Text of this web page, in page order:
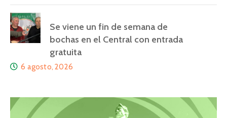
Se viene un fin de semana de
bochas en el Central con entrada
gratuita
6 agosto, 2026